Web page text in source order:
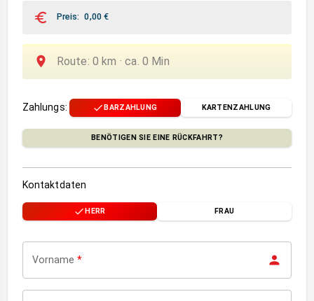
Preis: 0,00€
Route: 0 km ·ca. 0 Min
Zahlungs: BARZAHLUNG KARTENZAHLUNG
BENÖTIGEN SIE EINE RÜCKFAHRT?
Kontaktdaten
HERR FRAU
Vorname *